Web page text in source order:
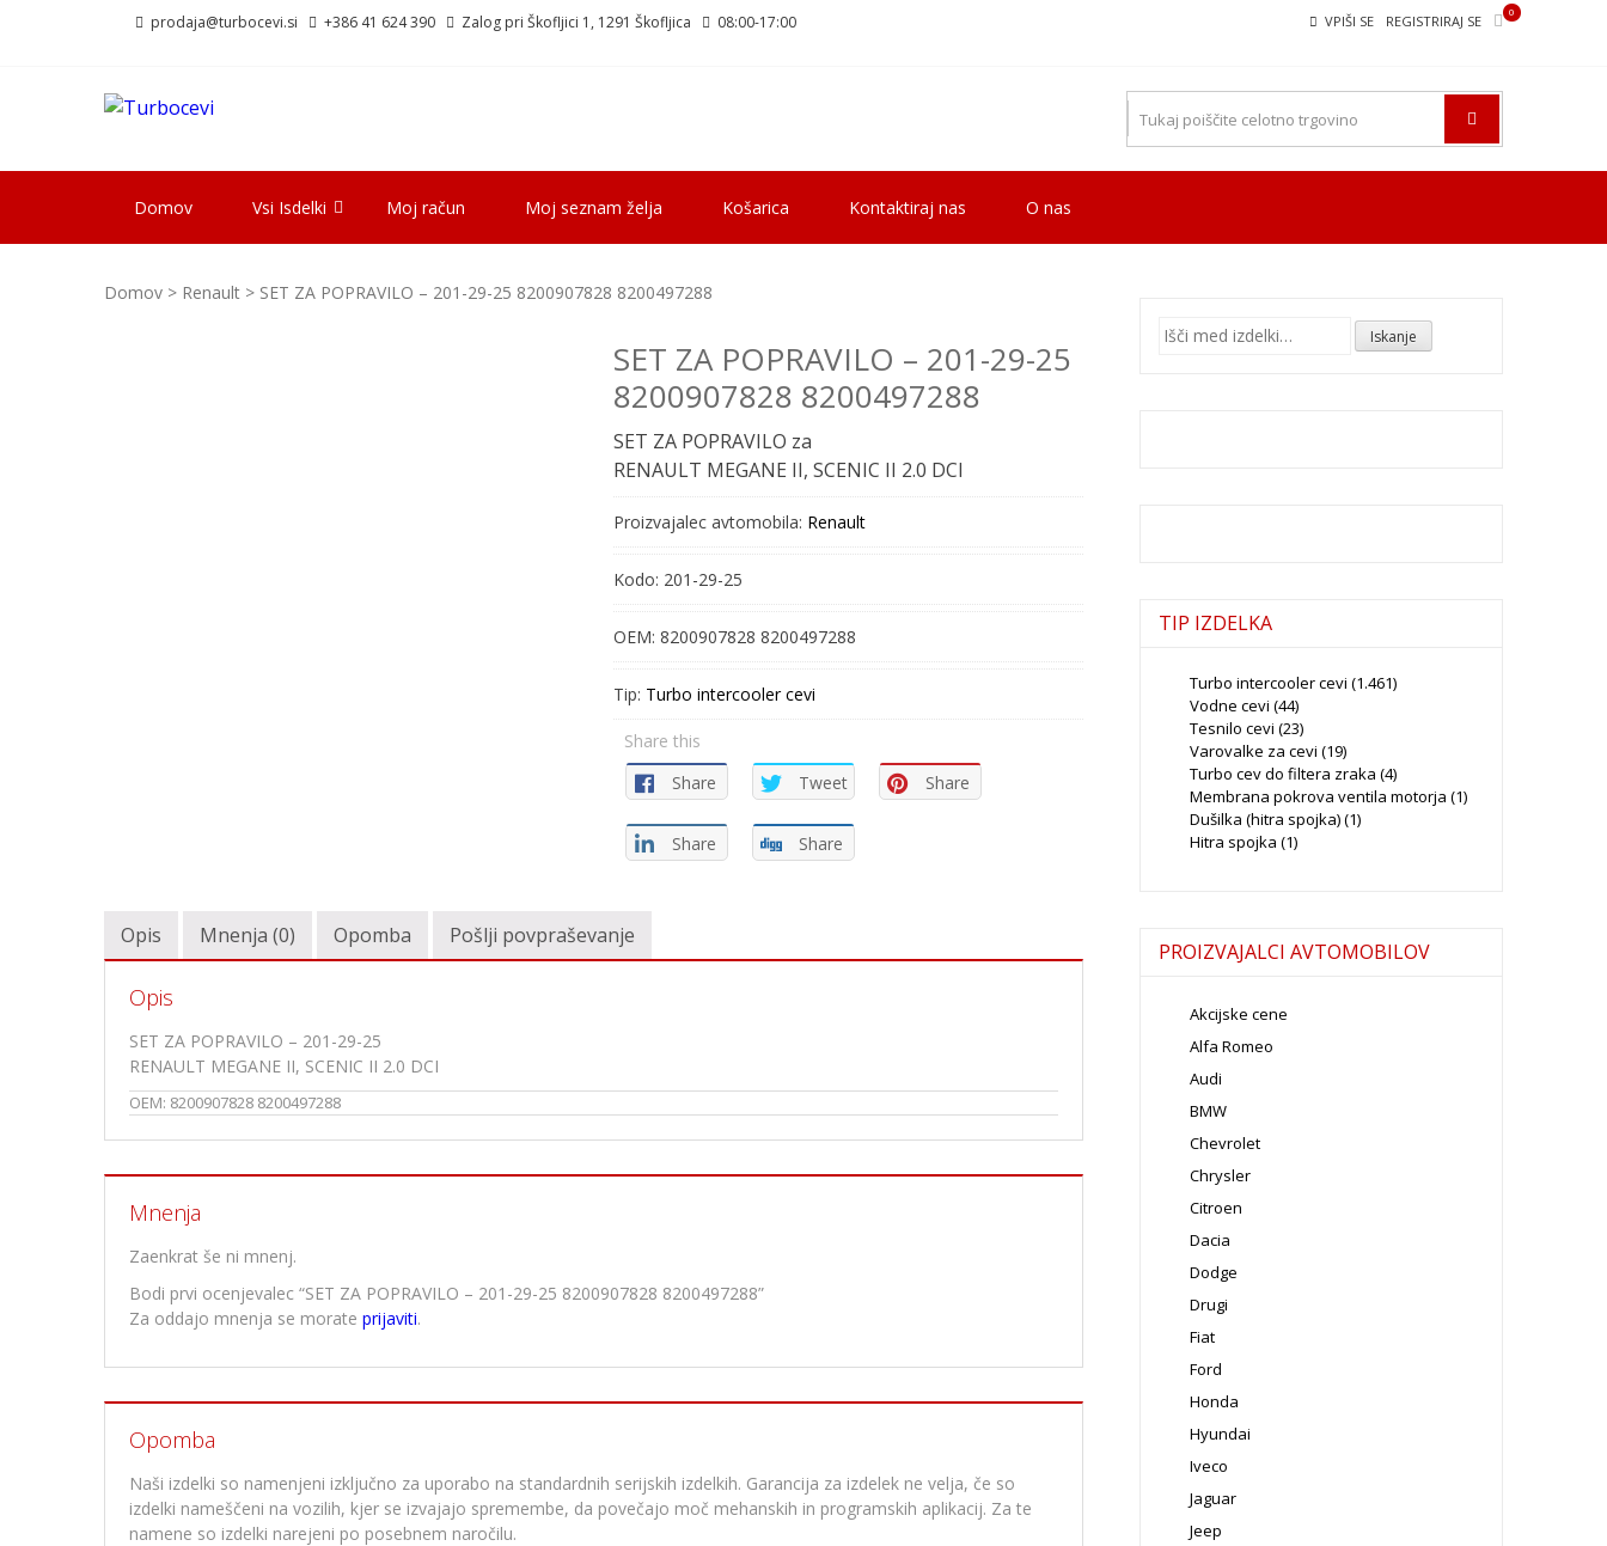
prodaja@turbocevi.si +386 41 624 390 Zalog pri Škofljici 1, 1291 Škofljica 08:00-17:00 VPIŠI SE REGISTRIRAJ SE
0
Domov Vsi Isdelki Moj račun Moj seznam želja Košarica Kontaktiraj nas O nas
Domov > Renault > SET ZA POPRAVILO – 201-29-25 8200907828 8200497288
SET ZA POPRAVILO – 201-29-25
8200907828 8200497288
SET ZA POPRAVILO za
RENAULT MEGANE II, SCENIC II 2.0 DCI
Proizvajalec avtomobila: Renault
Kodo: 201-29-25
OEM: 8200907828 8200497288
Tip: Turbo intercooler cevi
Share this
Share
Tweet Share
Share Share
Opis Mnenja (0) Opomba Pošlji povpraševanje
Opis
SET ZA POPRAVILO – 201-29-25
RENAULT MEGANE II, SCENIC II 2.0 DCI
OEM: 8200907828 8200497288
Mnenja
Zaenkrat še ni mnenj.
Bodi prvi ocenjevalec “SET ZA POPRAVILO – 201-29-25 8200907828 8200497288”
Za oddajo mnenja se morate prijaviti.
Opomba
Naši izdelki so namenjeni izključno za uporabo na standardnih serijskih izdelkih. Garancija za izdelek ne velja, če so
izdelki nameščeni na vozilih, kjer se izvajajo spremembe, da povečajo moč mehanskih in programskih aplikacij. Za te
namene so izdelki narejeni po posebnem naročilu.
Išči: Iskanje
TIP IZDELKA
Turbo intercooler cevi (1.461)
Vodne cevi (44)
Tesnilo cevi (23)
Varovalke za cevi (19)
Turbo cev do filtera zraka (4)
Membrana pokrova ventila motorja (1)
Dušilka (hitra spojka)(1)
Hitra spojka (1)
PROIZVAJALCI AVTOMOBILOV
Akcijske cene
Alfa Romeo
Audi
BMW
Chevrolet
Chrysler
Citroen
Dacia
Dodge
Drugi
Fiat
Ford
Honda
Hyundai
Iveco
Jaguar
Jeep